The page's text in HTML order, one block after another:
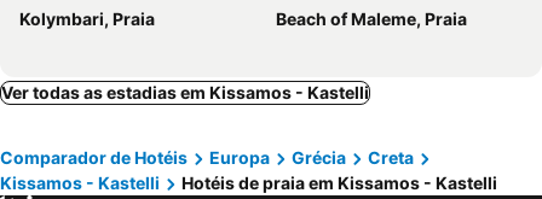
GT Beach
Agia Roumeli, beach hotels
Palaiochora, beach hotels
Tavronitis, beach hotels
Akrotiri, beach hotels
Chrissoskalitissa, beach hotels
Kolymbari, Praia
Beach of Maleme, Praia
Ver todas as estadias em Kissamos - Kastelli
Comparador de Hotéis Europa Grécia
Creta
Kissamos - Kastelli
Hotéis de praia em Kissamos - Kastelli